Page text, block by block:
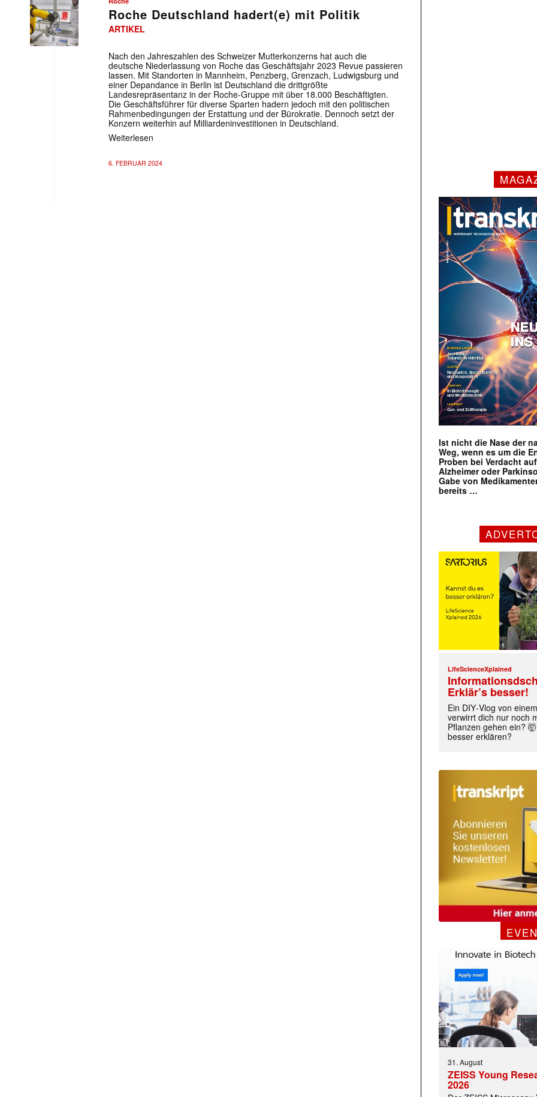
Roche Deutschland hadert(e) mit Politik
ARTIKEL
Nach den Jahreszahlen des Schweizer Mutterkonzerns hat auch die
deutsche Niederlassung von Roche das Geschäftsjahr 2023 Revue passieren
lassen. Mit Standorten in Mannheim, Penzberg, Grenzach, Ludwigsburg und
einer Depandance in Berlin ist Deutschland die drittgrößte
Landesrepräsentanz in der Roche-Gruppe mit über 18.000 Beschäftigten.
Die Geschäftsführer für diverse Sparten hadern jedoch mit den politischen
Rahmenbedingungen der Erstattung und der Bürokratie. Dennoch setzt der
Konzern weiterhin auf Milliardeninvestitionen in Deutschland.
Weiterlesen
6. FEBRUAR 2024
Ist nicht die Nase der
Weg, wenn es um die
Proben bei Verdacht
Alzheimer oder
Gabe von
bereits …
LifeScienceXplained
Erklär’s besser!
Ein DIY‑Vlog von
verwirrt dich nur noch
Pflanzen gehen ein?
besser erklären?
31. August
ZEISS Young
2026